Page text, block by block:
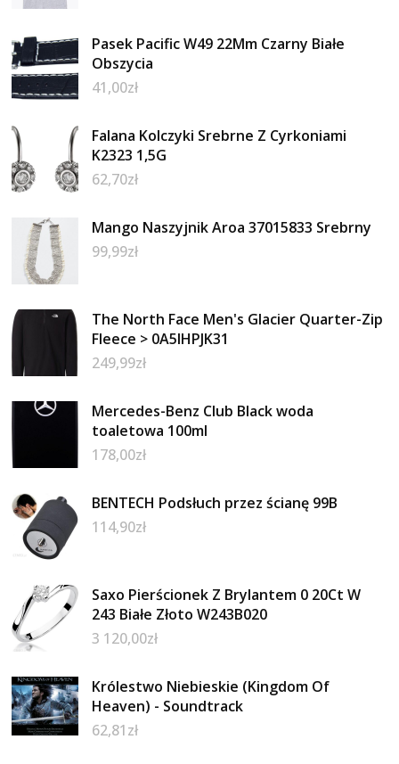
Pasek Pacific W49 22Mm Czarny Białe
Obszycia
41,00zł
Falana Kolczyki Srebrne Z Cyrkoniami
K2323 1,5G
62,70zł
Mango Naszyjnik Aroa 37015833 Srebrny
99,99zł
The North Face Men's Glacier Quarter-Zip
Fleece > 0A5IHPJK31
249,99zł
Mercedes-Benz Club Black woda
toaletowa 100ml
178,00zł
BENTECH Podsłuch przez ścianę 99B
114,90zł
Saxo Pierścionek Z Brylantem 0 20Ct W
243 Białe Złoto W243B020
3 120,00zł
Królestwo Niebieskie (Kingdom Of
Heaven) - Soundtrack
62,81zł